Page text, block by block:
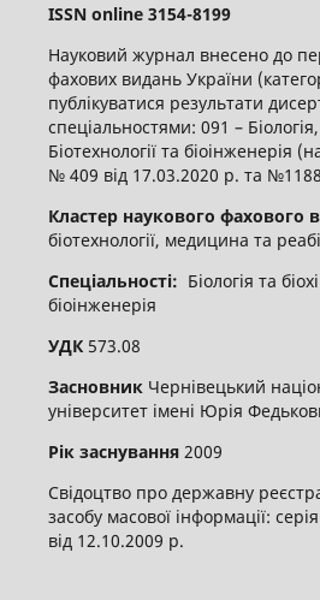
ISSN online3154-8199
Науковий журнал внесено до
фахових видань України
публікуватися результати
спеціальностями: 091 –
Біотехнології та біоінженерія
№ 409 від 17.03.2020 р. та
Кластер наукового фахового
біотехнології, медицина та
Спеціальності: Біологія та
біоінженерія
УДК 573.08
Засновник Чернівецький
університет імені Юрія
Рік заснування2009
Свідоцтво про державну
засобу масової інформації:
від 12.10.2009 р.